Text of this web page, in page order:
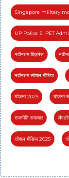
Singapore military
UP Police SI PET
नवीनतम बिज़नेस
नवीनतम सोशल मीडिया
योजना 2025 योजना
राजनीति समाचार
सोशल मीडिया 2025